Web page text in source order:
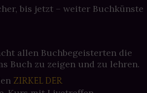
bis jetzt – weiter Buchkünste
allen Buchbegeisterten die
Buch zu zeigen und zu lehren.
ZIRKEL DER